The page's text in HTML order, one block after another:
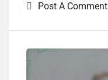
Post A Comment